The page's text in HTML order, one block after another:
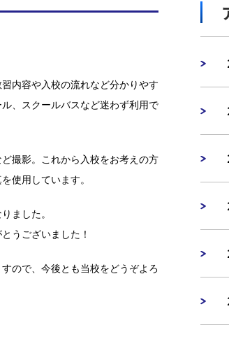
内容や入校の流れなど分かりやす
、スクールバスなど迷わず利用で
撮影。これから入校をお考えの方
使用しています。
ました。
うございました！
ので、今後とも当校をどうぞよろ